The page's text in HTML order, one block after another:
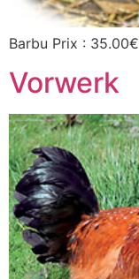
Barbu Prix : 35.00€
Vorwerk